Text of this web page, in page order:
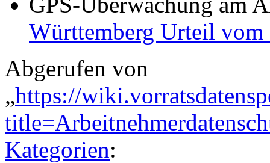
Württemberg Urteil vom
Abgerufen von
„https://
Kategorien: